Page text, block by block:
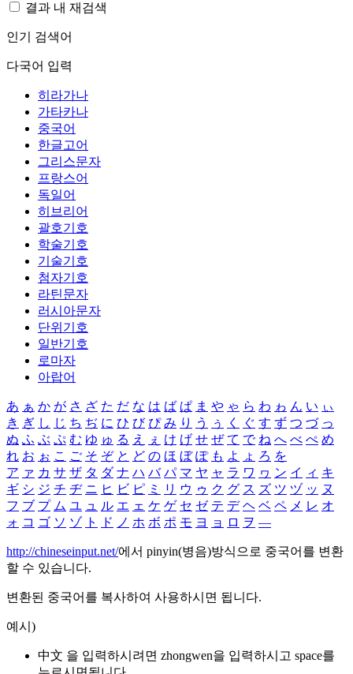
결과 내 재검색
인기 검색어
다국어 입력
히라가나
가타카나
중국어
한글고어
그리스문자
프랑스어
독일어
히브리어
괄호기호
학술기호
기술기호
첨자기호
라틴문자
러시아문자
단위기호
일반기호
로마자
아랍어
あ ぁ か が さ ざ た だ な は ば ぱ ま や ゃ ら わ ゎ ん い ぃ
き ぎ し じ ち ぢ に ひ び ぴ み り う ぅ く ぐ す ず つ づ っ
ぬ ふ ぶ ぷ む ゆ ゅ る え ぇ け げ せ ぜ て で ね へ べ ぺ め
れ お ぉ こ ご そ ぞ と ど の ほ ぼ ぽ も よ ょ ろ を
ア ァ カ サ ザ タ ダ ナ ハ バ パ マ ヤ ャ ラ ワ ヮ ン イ ィ キ
ギ シ ジ チ ヂ ニ ヒ ビ ピ ミ リ ウ ゥ ク グ ス ズ ツ ヅ ッ ヌ
フ ブ プ ム ユ ュ ル エ ェ ケ ゲ セ ゼ テ デ ヘ ベ ペ メ レ オ
ォ コ ゴ ソ ゾ ト ド ノ ホ ボ ポ モ ヨ ョ ロ ヲ ―
http://chineseinput.net/에서 pinyin(병음)방식으로 중국어를 변환
할 수 있습니다.
변환된 중국어를 복사하여 사용하시면 됩니다.
예시)
中文 을 입력하시려면 zhongwen을 입력하시고 space를